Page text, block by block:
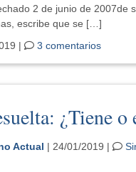
2 de junio de 2007de
escribe que se […]
| 3 comentarios
¿Tiene o
Actual | 24/01/2019 |